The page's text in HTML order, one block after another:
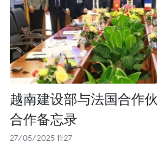
越南建设部与法国合作
合作备忘录
27/05/2025 11:27